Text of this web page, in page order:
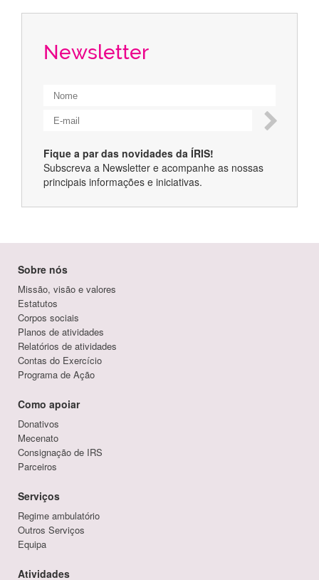
Newsletter
Fique a par das novidades da ÍRIS!
Subscreva a Newsletter e acompanhe as nossas
principais informações e iniciativas.
Sobre nós
Missão, visão e valores
Estatutos
Corpos sociais
Planos de atividades
Relatórios de atividades
Contas do Exercício
Programa de Ação
Como apoiar
Donativos
Mecenato
Consignação de IRS
Parceiros
Serviços
Regime ambulatório
Outros Serviços
Equipa
Atividades